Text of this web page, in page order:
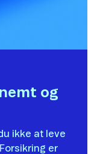
og
ikke at leve
er